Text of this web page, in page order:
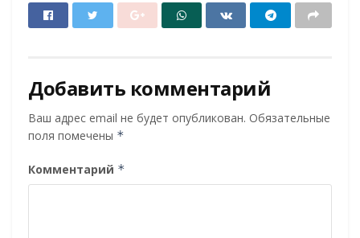
Добавить комментарий
Ваш адрес email не будет опубликован. Обязательные
поля помечены *
Комментарий *